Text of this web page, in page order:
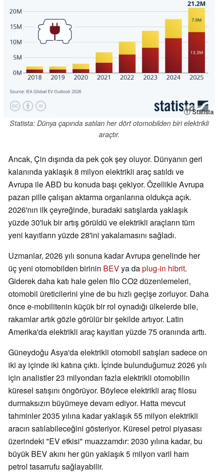
ⓘ Statista
Statista: Dünya çapında satılan her dört otomobilden biri elektrikli
araçtır.
Ancak, Çin dışında da pek çok şey oluyor. Dünyanın geri
kalanında yaklaşık 8 milyon elektrikli araç satıldı ve
Avrupa ile ABD bu konuda başı çekiyor. Özellikle Avrupa
pazarı pille çalışan aktarma organlarına oldukça açık.
2026'nın ilk çeyreğinde, buradaki satışlarda yaklaşık
yüzde 30'luk bir artış görüldü ve elektrikli araçların tüm
yeni kayıtların yüzde 28'ini yakalamasını sağladı.
Uzmanlar, 2026 yılı sonuna kadar Avrupa genelinde her
üç yeni otomobilden birinin BEVya daplug-in hibrit.
Giderek daha katı hale gelen filo CO2 düzenlemeleri,
otomobil üreticilerini yine de bu hızlı geçişe zorluyor. Daha
önce e-mobilitenin küçük bir rol oynadığı ülkelerde bile,
rakamlar artık gözle görülür bir şekilde artıyor. Latin
Amerika'da elektrikli araç kayıtları yüzde 75 oranında arttı.
Güneydoğu Asya'da elektrikli otomobil satışları sadece on
iki ay içinde iki katına çıktı. İçinde bulunduğumuz 2026 yılı
için analistler 23 milyondan fazla elektrikli otomobilin
küresel satışını öngörüyor. Böylece elektrikli araç filosu
durmaksızın büyümeye devam ediyor. Hatta mevcut
tahminler 2035 yılına kadar yaklaşık 55 milyon elektrikli
aracın satılabileceğini gösteriyor. Küresel petrol piyasası
üzerindeki "EV etkisi" muazzamdır: 2030 yılına kadar, bu
büyük BEV akını her gün yaklaşık 5 milyon varil ham
petrol tasarrufu sağlayabilir.